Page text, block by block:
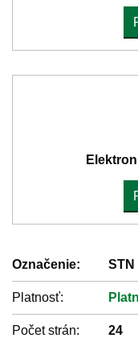
Označenie: STN
Platnosť:
Počet strán: 24